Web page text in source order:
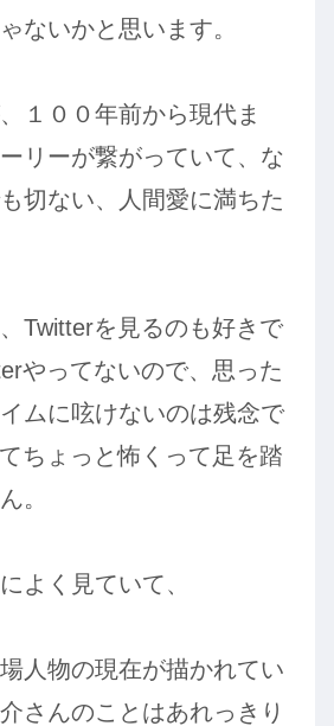
ないかと思います。
１００年前から現代ま
リーが繋がっていて、な
切ない、人間愛に満ちた
Twitterを見るのも好きで
やってないので、思った
ムに呟けないのは残念で
ちょっと怖くって足を踏
。
よく見ていて、
人物の現在が描かれてい
さんのことはあれっきり